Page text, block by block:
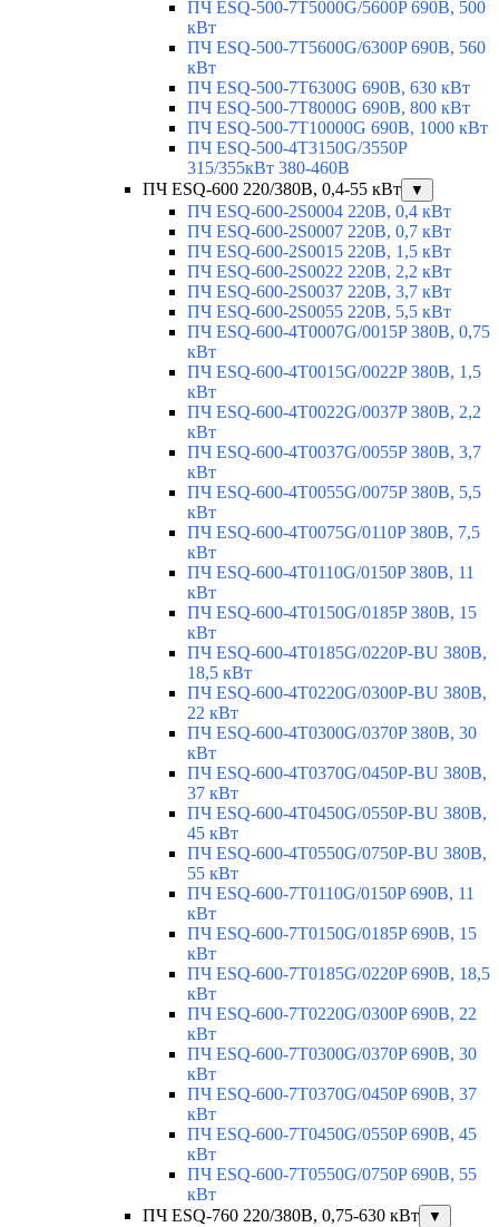
ПЧ ESQ-500-7T5000G/5600P 690В, 500
кВт
ПЧ ESQ-500-7T5600G/6300P 690В, 560
кВт
ПЧ ESQ-500-7T6300G 690В, 630 кВт
ПЧ ESQ-500-7T8000G 690В, 800 кВт
ПЧ ESQ-500-7T10000G 690В, 1000 кВт
ПЧ ESQ-500-4T3150G/3550P
315/355кВт 380-460В
ПЧ ESQ-600 220/380В, 0,4-55 кВт
▼
ПЧ ESQ-600-2S0004 220В, 0,4 кВт
ПЧ ESQ-600-2S0007 220В, 0,7 кВт
ПЧ ESQ-600-2S0015 220В, 1,5 кВт
ПЧ ESQ-600-2S0022 220В, 2,2 кВт
ПЧ ESQ-600-2S0037 220В, 3,7 кВт
ПЧ ESQ-600-2S0055 220В, 5,5 кВт
ПЧ ESQ-600-4T0007G/0015P 380В, 0,75
кВт
ПЧ ESQ-600-4T0015G/0022P 380В, 1,5
кВт
ПЧ ESQ-600-4T0022G/0037P 380В, 2,2
кВт
ПЧ ESQ-600-4T0037G/0055P 380В, 3,7
кВт
ПЧ ESQ-600-4T0055G/0075P 380В, 5,5
кВт
ПЧ ESQ-600-4T0075G/0110P 380В, 7,5
кВт
ПЧ ESQ-600-4T0110G/0150P 380В, 11
кВт
ПЧ ESQ-600-4T0150G/0185P 380В, 15
кВт
ПЧ ESQ-600-4T0185G/0220P-BU 380В,
18,5 кВт
ПЧ ESQ-600-4T0220G/0300P-BU 380В,
22 кВт
ПЧ ESQ-600-4T0300G/0370P 380В, 30
кВт
ПЧ ESQ-600-4T0370G/0450P-BU 380В,
37 кВт
ПЧ ESQ-600-4T0450G/0550P-BU 380В,
45 кВт
ПЧ ESQ-600-4T0550G/0750P-BU 380В,
55 кВт
ПЧ ESQ-600-7T0110G/0150P 690В, 11
кВт
ПЧ ESQ-600-7T0150G/0185P 690В, 15
кВт
ПЧ ESQ-600-7T0185G/0220P 690В, 18,5
кВт
ПЧ ESQ-600-7T0220G/0300P 690В, 22
кВт
ПЧ ESQ-600-7T0300G/0370P 690В, 30
кВт
ПЧ ESQ-600-7T0370G/0450P 690В, 37
кВт
ПЧ ESQ-600-7T0450G/0550P 690В, 45
кВт
ПЧ ESQ-600-7T0550G/0750P 690В, 55
кВт
ПЧ ESQ-760 220/380В, 0,75-630 кВт
▼